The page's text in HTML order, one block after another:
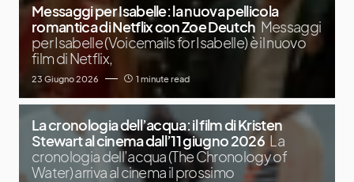
Messaggi per Isabelle: la nuova pellicola
romantica di Netflix con Zoe Deutch Messaggi
per Isabelle (Voicemails for Isabelle) è il nuovo
film di Netflix,
23 Giugno 2026 1 minute read
La cronologia dell’acqua: il film di Kristen
Stewart al cinema dall’11 giugno 2026 La
cronologia dell’acqua (The Chronology of
Water) arriva al cinema il prossimo